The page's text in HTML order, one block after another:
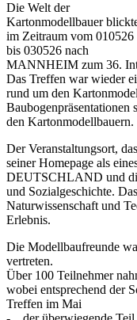
Die Welt der
Kartonmodellbauer
im Zeitraum vom 010526
bis 030526 nach
MANNHEIM zum 36.
Das Treffen war wieder
rund um den
Baubogenpräsentationen
den Kartonmodellbauern.
Der Veranstaltungsort,
seiner Homepage als
DEUTSCHLAND und
und Sozialgeschichte.
Naturwissenschaft und
Erlebnis.
Die Modellbaufreunde
vertreten.
Über 100 Teilnehmer
wobei entsprechend der
Treffen im Mai